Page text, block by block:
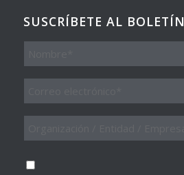
SUSCRÍBETE AL BOLETÍN
Nombre
Entidad
Empresa
Consentimiento